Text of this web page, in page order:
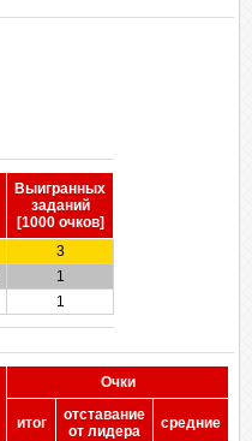
Выигранных
заданий
[1000 очков]
3
1
1
Очки
итог
отставание
от лидера
cредние